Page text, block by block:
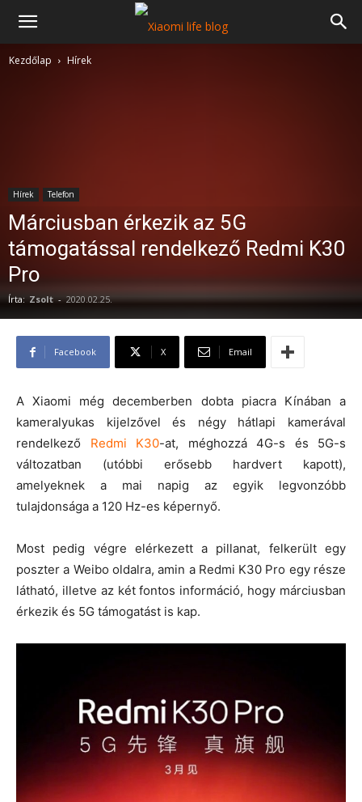
Kezdőlap Hírek
Hírek Telefon
Márciusban érkezik az 5G
támogatással rendelkező Redmi K30
Pro
Írta: Zsolt - 2020.02.25.
Facebook X Email
A Xiaomi még decemberben dobta piacra Kínában a
kameralyukas kijelzővel és négy hátlapi kamerával
rendelkező Redmi K30-at, méghozzá 4G-s és 5G-s
változatban (utóbbi erősebb hardvert kapott),
amelyeknek a mai napig az egyik legvonzóbb
tulajdonsága a 120 Hz-es képernyő.
Most pedig végre elérkezett a pillanat, felkerült egy
poszter a Weibo oldalra, amin a Redmi K30 Pro egy része
látható, illetve az két fontos információ, hogy márciusban
érkezik és 5G támogatást is kap.